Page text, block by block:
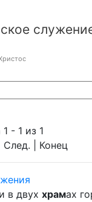
- 1 из 1
| След. | Конец
в двух храмах